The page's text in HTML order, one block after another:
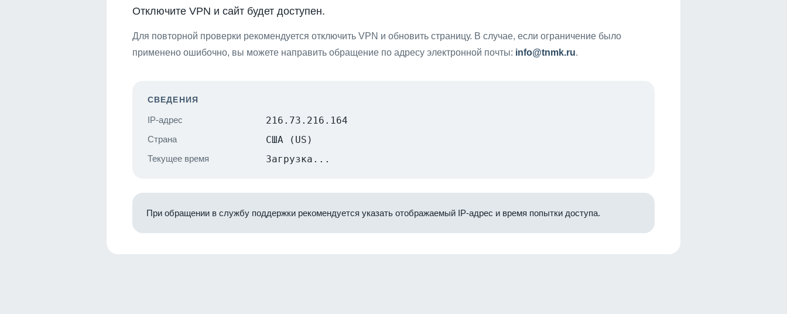
Отключите VPN и сайт будет доступен.
Для повторной проверки рекомендуется отключить VPN и обновить страницу. В случае, если ограничение было
применено ошибочно, вы можете направить обращение по адресу электронной почты: info@tnmk.ru.
СВЕДЕНИЯ
IP-адрес 216.73.216.164
Страна США (US)
Текущее время Загрузка...
При обращении в службу поддержки рекомендуется указать отображаемый IP-адрес и время попытки доступа.